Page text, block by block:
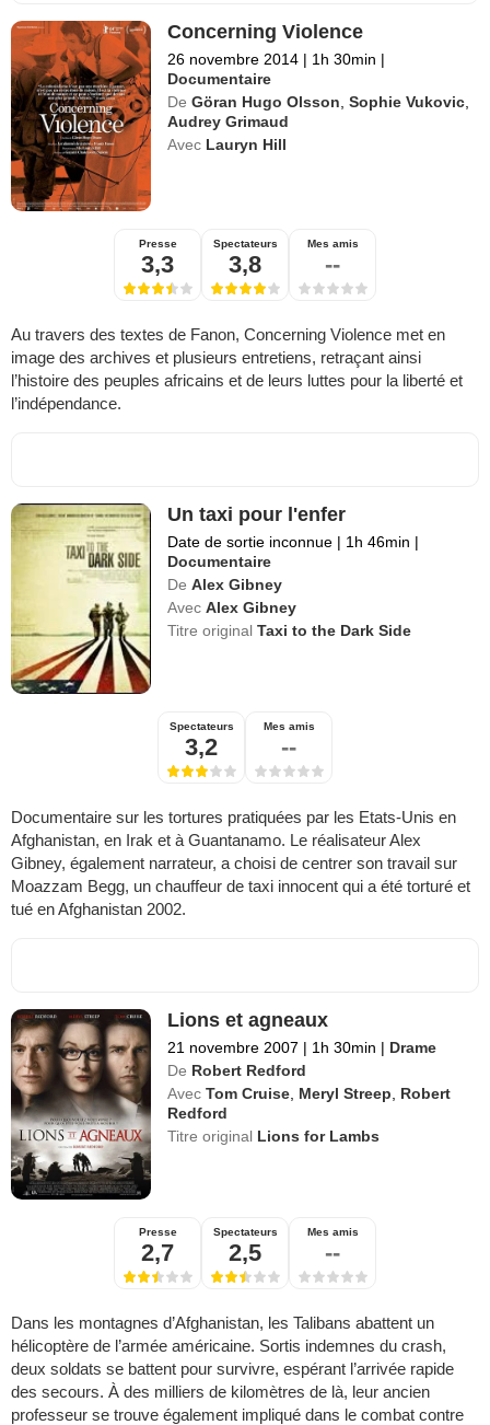
Concerning Violence
26 novembre 2014 | 1h 30min |
Documentaire
De Göran Hugo Olsson ,Sophie Vukovic
Audrey Grimaud
Avec Lauryn Hill
Presse
3,3
Spectateurs
3,8
Mes amis
--
Au travers des textes de Fanon, Concerning Violence met en
image des archives et plusieurs entretiens, retraçant ainsi
l’histoire des peuples africains et de leurs luttes pour la liberté et
l’indépendance.
Un taxi pour l'enfer
Date de sortie inconnue | 1h 46min |
Documentaire
De Alex Gibney
Avec Alex Gibney
Titre originalTaxi to the Dark Side
Spectateurs
3,2
Mes amis
--
Documentaire sur les tortures pratiquées par les Etats-Unis en
Afghanistan, en Irak et à Guantanamo. Le réalisateur Alex
Gibney, également narrateur, a choisi de centrer son travail sur
Moazzam Begg, un chauffeur de taxi innocent qui a été torturé et
tué en Afghanistan 2002.
Lions et agneaux
21 novembre 2007 | 1h 30min | Drame
De Robert Redford
Avec Tom Cruise Meryl Streep
Robert
Redford
Titre original Lions for Lambs
Presse
2,7
Spectateurs
2,5
Mes amis
--
Dans les montagnes d’Afghanistan, les Talibans abattent un
hélicoptère de l’armée américaine. Sortis indemnes du crash,
deux soldats se battent pour survivre, espérant l’arrivée rapide
des secours. À des milliers de kilomètres de là, leur ancien
professeur se trouve également impliqué dans le combat contre